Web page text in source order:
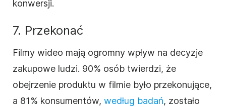
konwersji.
7. Przekonać
Filmy wideo mają ogromny wpływ na decyzje
zakupowe ludzi. 90% osób twierdzi, że
obejrzenie produktu w filmie było przekonujące,
a 81% konsumentów, według badań, zostało